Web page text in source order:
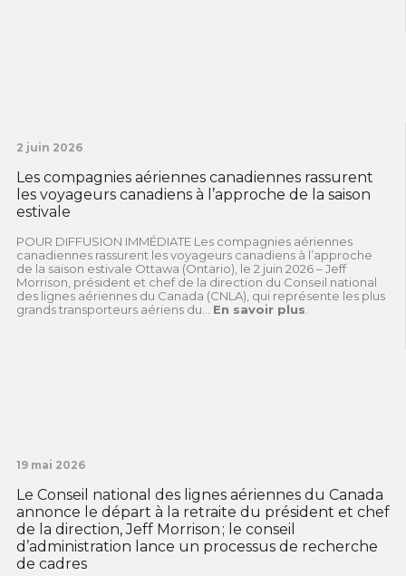
2 juin 2026
Les compagnies aériennes canadiennes rassurent
les voyageurs canadiens à l’approche de la saison
estivale
POUR DIFFUSION IMMÉDIATE Les compagnies aériennes
canadiennes rassurent les voyageurs canadiens à l’approche
de la saison estivale Ottawa (Ontario), le 2 juin 2026 – Jeff
Morrison, président et chef de la direction du Conseil national
des lignes aériennes du Canada (CNLA), qui représente les plus
grands transporteurs aériens du... En savoir plus
19 mai 2026
Le Conseil national des lignes aériennes du Canada
annonce le départ à la retraite du président et chef
de la direction, Jeff Morrison ; le conseil
d’administration lance un processus de recherche
de cadres